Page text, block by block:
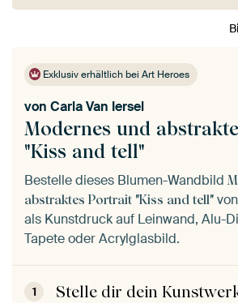
Exklusiv erhältlich bei Art Heroes
Modernes und
"Kiss and tell"
von Carla Van Iersel
Bestelle dieses Blumen-Wandbild
abstraktes Portrait "Kiss and tell" von
als Kunstdruck auf Leinwand, Alu-
Tapete oder Acrylglasbild.
1 Stelle dir dein